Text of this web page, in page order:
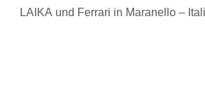
LAIKA und Ferrari in Maranello –